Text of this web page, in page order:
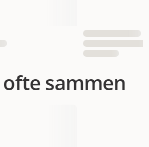
ofte sammen